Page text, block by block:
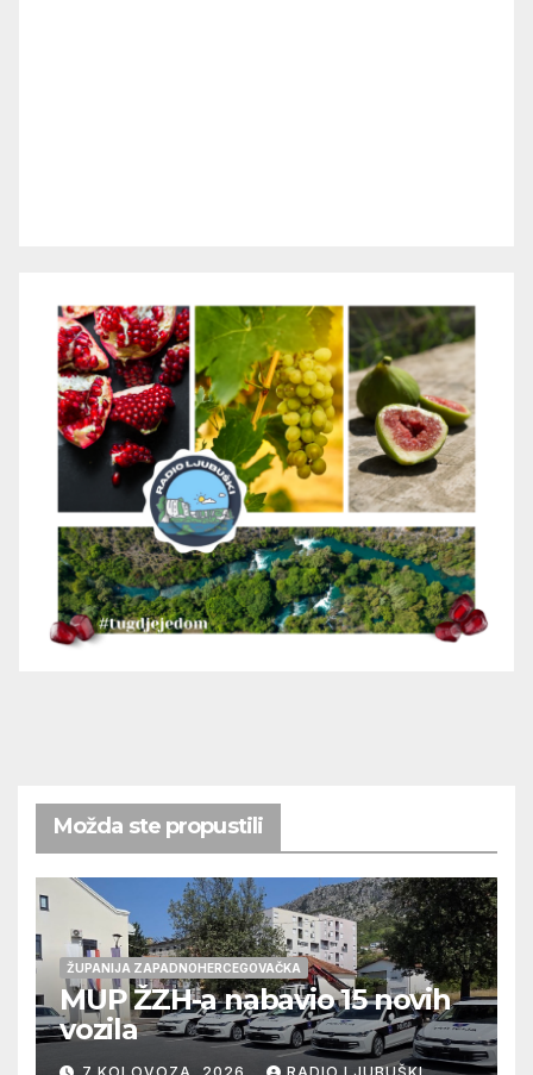
Možda ste propustili
ŽUPANIJA ZAPADNOHERCEGOVAČKA
MUP ŽZH-a nabavio 15 novih
vozila